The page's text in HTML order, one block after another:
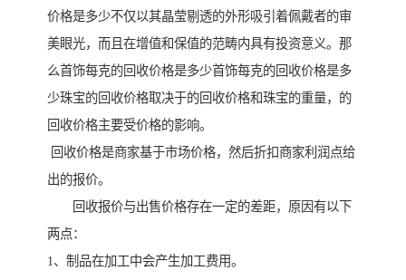
价格是多少不仅以其晶莹剔透的外形吸引着佩戴者的审
美眼光，而且在增值和保值的范畴内具有投资意义。那
么首饰每克的回收价格是多少首饰每克的回收价格是多
少珠宝的回收价格取决于的回收价格和珠宝的重量，的
回收价格主要受价格的影响。
回收价格是商家基于市场价格，然后折扣商家利润点给
出的报价。
回收报价与出售价格存在一定的差距，原因有以下
两点：
1、制品在加工中会产生加工费用。